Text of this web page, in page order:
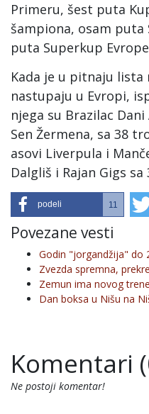
Primeru, šest puta
šampiona, osam
puta Superkup
Kada je u pitnaju
nastupaju u Evropi,
njega su Brazilac
Sen Žermena, sa 38
asovi Liverpula i
Dalgliš i Rajan Gigs
podeli 11
Povezane vesti
Godin "jorgandžija" do
Zvezda spremna,
Zemun ima novog
Dan boksa u Nišu na
Komentari
Ne postoji komentar!